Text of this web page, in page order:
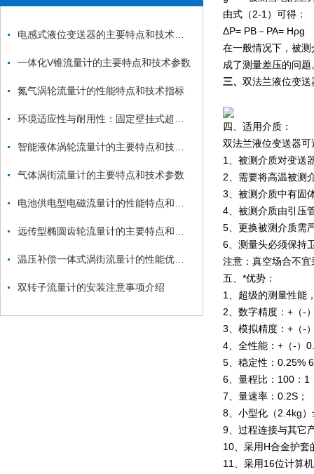
一体化V锥流量计的主要特点和技术参数
氮气涡轮流量计的性能特点和技术指标
气体涡街流量计的主要特点和技术参数
双转子流量计的安装注意事项介绍
由式（2-1）可得：
ΔP= PB－PA= Hρg
在一般情况下，被
成了测量差压的问题
三、 双法兰液位变
四、适用介质：
双法兰液位变送器可
1、被测介质对变送
2、需要将高温被测
3、被测介质中有固
4、被测介质由引压
5、更换被测介质需
6、测量头必须保持
注意：真空场合不
五、*优势：
1、超级的测量性能
2、数字精度：+（-
3、模拟精度：+（-
4、全性能：+（-）
5、稳定性：0.25%
6、量程比：100：1
7、量速率：0.2S；
8、小型化（2.4kg
9、过程连接与其它
10、采用H合金护套
11、采用16位计算